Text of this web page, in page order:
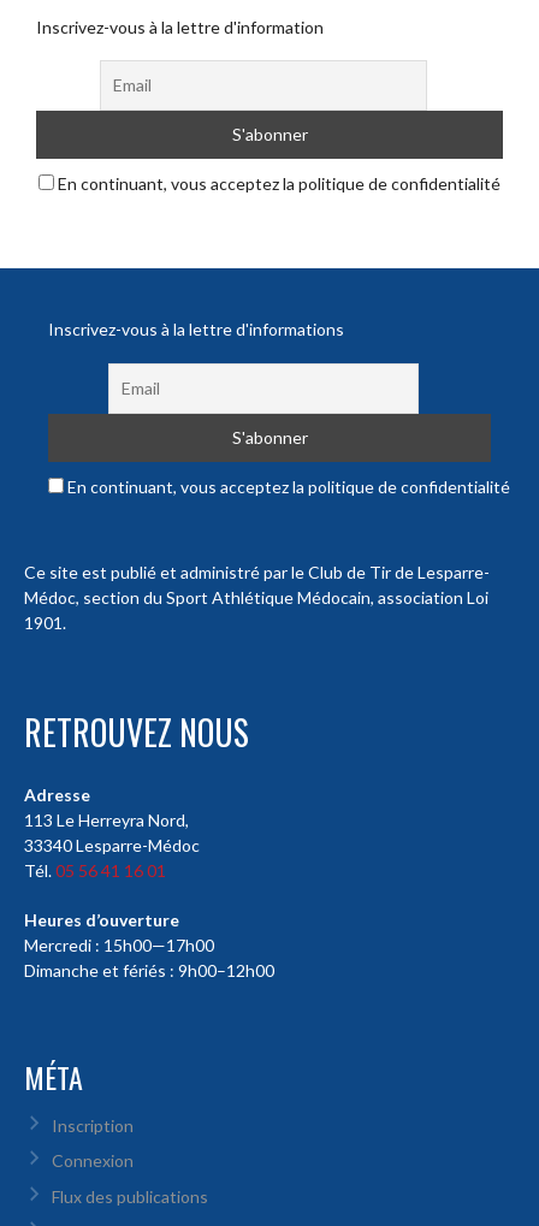
Inscrivez-vous à la lettre d'information
En continuant, vous acceptez la politique de confidentialité
Inscrivez-vous à la lettre d'informations
En continuant, vous acceptez la politique de confidentialité
Ce site est publié et administré par le Club de Tir de Lesparre-
Médoc, section du Sport Athlétique Médocain, association Loi
1901.
RETROUVEZ NOUS
Adresse
113 Le Herreyra Nord,
33340 Lesparre-Médoc
Tél.05 56 41 16 01
Heures d’ouverture
Mercredi : 15h00—17h00
Dimanche et fériés : 9h00–12h00
MÉTA
Inscription
Connexion
Flux des publications